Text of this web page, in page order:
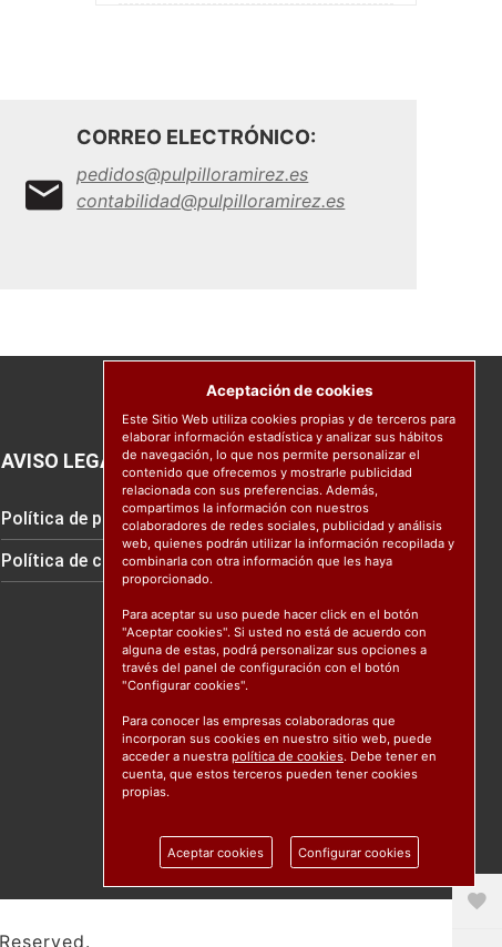
CORREO ELECTRÓNICO:
pedidos@pulpilloramirez.es
contabilidad@pulpilloramirez.es
AVISO LEGAL
Política de protección de datos
Política de cookies
Aceptación de cookies
Este Sitio Web utiliza cookies propias y de terceros para
elaborar información estadística y analizar sus hábitos
de navegación, lo que nos permite personalizar el
contenido que ofrecemos y mostrarle publicidad
relacionada con sus preferencias. Además,
compartimos la información con nuestros
colaboradores de redes sociales, publicidad y análisis
web, quienes podrán utilizar la información recopilada y
combinarla con otra información que les haya
proporcionado.
Para aceptar su uso puede hacer click en el botón
"Aceptar cookies". Si usted no está de acuerdo con
alguna de estas, podrá personalizar sus opciones a
través del panel de configuración con el botón
"Configurar cookies".
Para conocer las empresas colaboradoras que
incorporan sus cookies en nuestro sitio web, puede
acceder a nuestra política de cookies. Debe tener en
cuenta, que estos terceros pueden tener cookies
propias.
Aceptar cookies Configurar cookies